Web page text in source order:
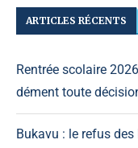
ARTICLES RÉCENTS
Rentrée scolaire
dément toute
Bukavu : le refus